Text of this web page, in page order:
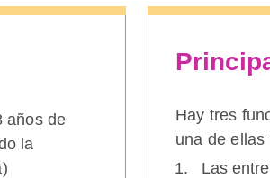
años de
la
Hay tres
una de
Las